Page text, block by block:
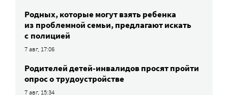
Родных, которые могут взять ребенка
из проблемной семьи, предлагают искать
с полицией
7 авг, 17:06
Родителей детей-инвалидов просят пройти
опрос о трудоустройстве
7 авг, 15:34